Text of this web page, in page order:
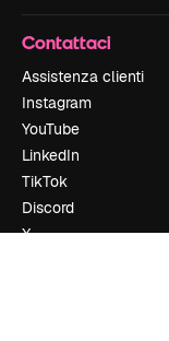
Contattaci
Assistenza clienti
Instagram
YouTube
LinkedIn
TikTok
Discord
X